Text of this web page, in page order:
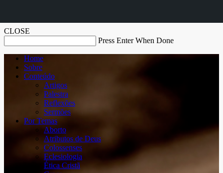
CLOSE
Press Enter When Done
Home
Sobre
Conteúdo
Artigos
Palestra
Reflexões
Sermões
Por Temas
Aborto
Atributos de Deus
Colossenses
Eclesiologia
Ética Cristã